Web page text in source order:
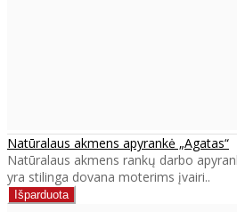
Natūralaus akmens apyrankė „Agatas“
Natūralaus akmens rankų darbo
yra stilinga dovana moterims įvairi..